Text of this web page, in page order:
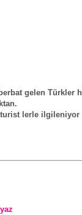
gelen Türkler
turist lerle ilgileniyor